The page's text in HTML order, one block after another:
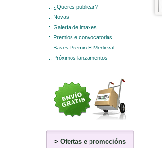
:.
¿Queres publicar?
:.
Novas
:.
Galería de imaxes
:.
Premios e convocatorias
:.
Bases Premio H Medieval
:.
Próximos lanzamentos
> Ofertas e promocións